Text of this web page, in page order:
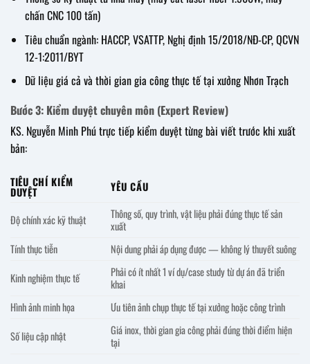
chấn CNC 100 tấn)
Tiêu chuẩn ngành: HACCP, VSATTP, Nghị định 15/2018/NĐ-CP, QCVN
12-1:2011/BYT
Dữ liệu giá cả và thời gian gia công thực tế tại xưởng Nhơn Trạch
Bước 3: Kiểm duyệt chuyên môn (Expert Review)
KS. Nguyễn Minh Phú trực tiếp kiểm duyệt từng bài viết trước khi xuất
bản:
TIÊU CHÍ KIỂM
DUYỆT YÊU CẦU
Độ chính xác kỹ thuật
Thông số, quy trình, vật liệu phải đúng thực tế sản
xuất
Tính thực tiễn
Nội dung phải áp dụng được — không lý thuyết suông
Kinh nghiệm thực tế
Phải có ít nhất 1 ví dụ/case study từ dự án đã triển
khai
Hình ảnh minh họa
Ưu tiên ảnh chụp thực tế tại xưởng hoặc công trình
Số liệu cập nhật
Giá inox, thời gian gia công phải đúng thời điểm hiện
tại